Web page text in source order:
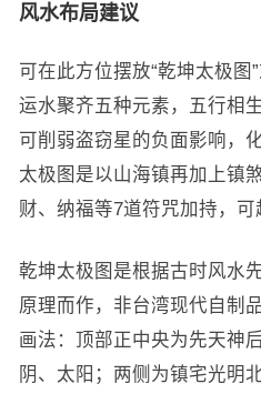
风水布局建议
可在此方位摆放“乾坤太极图
运水聚齐五种元素，五行相
可削弱盗窃星的负面影响，
太极图是以山海镇再加上镇
财、纳福等7道符咒加持，可
乾坤太极图是根据古时风水
原理而作，非台湾现代自制
画法：顶部正中央为先天神
阴、太阳；两侧为镇宅光明